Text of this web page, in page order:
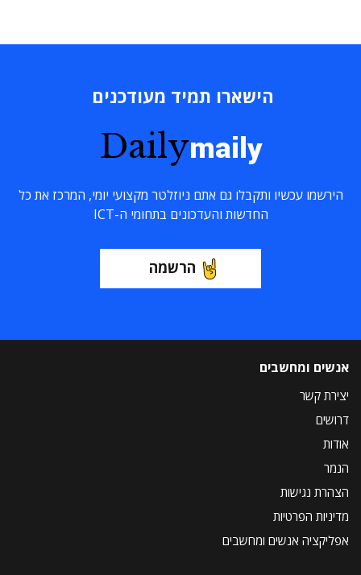
הישארו תמיד מעודכנים
Dailymaily
הירשמו עכשיו ותקבלו גם אתם ניוזלטר מקצועי יומי, המרכז את כל
החדשות והעדכונים בתחומי ה-ICT
הרשמה
אנשים ומחשבים
יצירת קשר
דרושים
אודות
הנמר
הצהרת נגישות
מדיניות הפרטיות
אפליקציה אנשים ומחשבים